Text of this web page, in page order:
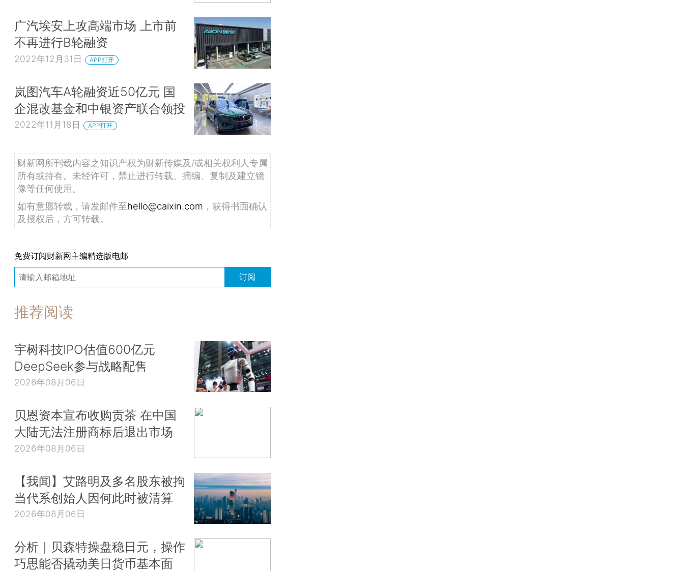
广汽埃安上攻高端市场 上市前
不再进行B轮融资
2022年12月31日 APP打开
岚图汽车A轮融资近50亿元 国
企混改基金和中银资产联合领投
2022年11月18日 APP打开
财新网所刊载内容之知识产权为财新传媒及/或相关权利人专属
所有或持有。未经许可，禁止进行转载、摘编、复制及建立镜
像等任何使用。
如有意愿转载，请发邮件至hello@caixin.com ，获得书面确认
及授权后，方可转载。
免费订阅财新网主编精选版电邮
订阅
推荐阅读
宇树科技IPO估值600亿元
DeepSeek参与战略配售
2026年08月06日
贝恩资本宣布收购贡茶 在中国
大陆无法注册商标后退出市场
2026年08月06日
【我闻】艾路明及多名股东被拘
当代系创始人因何此时被清算
2026年08月06日
分析｜贝森特操盘稳日元，操作
巧思能否撬动美日货币基本面